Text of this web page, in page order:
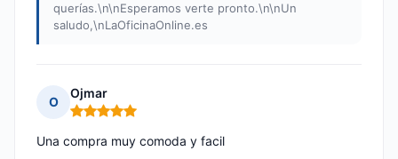
querías.\n\nEsperamos verte pronto.\n\nUn
saludo,\nLaOficinaOnline.es
O
Ojmar
Nota: 5 de 5
Una compra muy comoda y facil